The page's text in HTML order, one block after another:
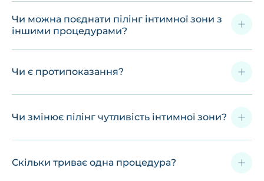
Чи можна поєднати пілінг інтимної зони з
іншими процедурами?
Чи є протипоказання?
Чи змінює пілінг чутливість інтимної зони?
Скільки триває одна процедура?